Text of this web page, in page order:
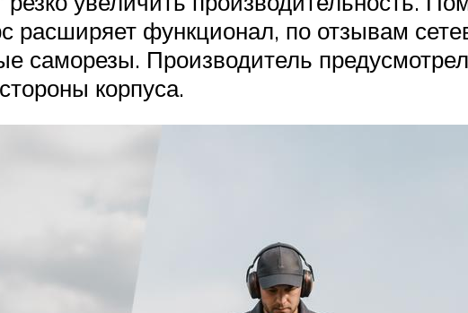
расширяет функционал, по отзывам
саморезы. Производитель
корпуса.